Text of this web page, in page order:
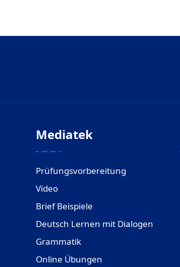
Mediatek
Prüfungsvorbereitung
Video
Brief Beispiele
Deutsch Lernen mit Dialogen
Grammatik
Online Übungen